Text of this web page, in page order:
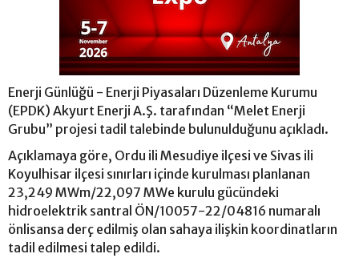
Enerji Günlüğü - Enerji Piyasaları Düzenleme Kurumu
(EPDK) Akyurt Enerji A.Ş. tarafından “Melet Enerji
Grubu” projesi tadil talebinde bulunulduğunu açıkladı.
Açıklamaya göre, Ordu ili Mesudiye ilçesi ve Sivas ili
Koyulhisar ilçesi sınırları içinde kurulması planlanan
23,249 MWm/22,097 MWe kurulu gücündeki
hidroelektrik santral ÖN/10057-22/04816 numaralı
önlisansa derç edilmiş olan sahaya ilişkin koordinatların
tadil edilmesi talep edildi.